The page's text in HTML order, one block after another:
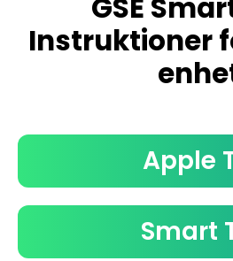
GSE
Instruktioner
Apple
Smart